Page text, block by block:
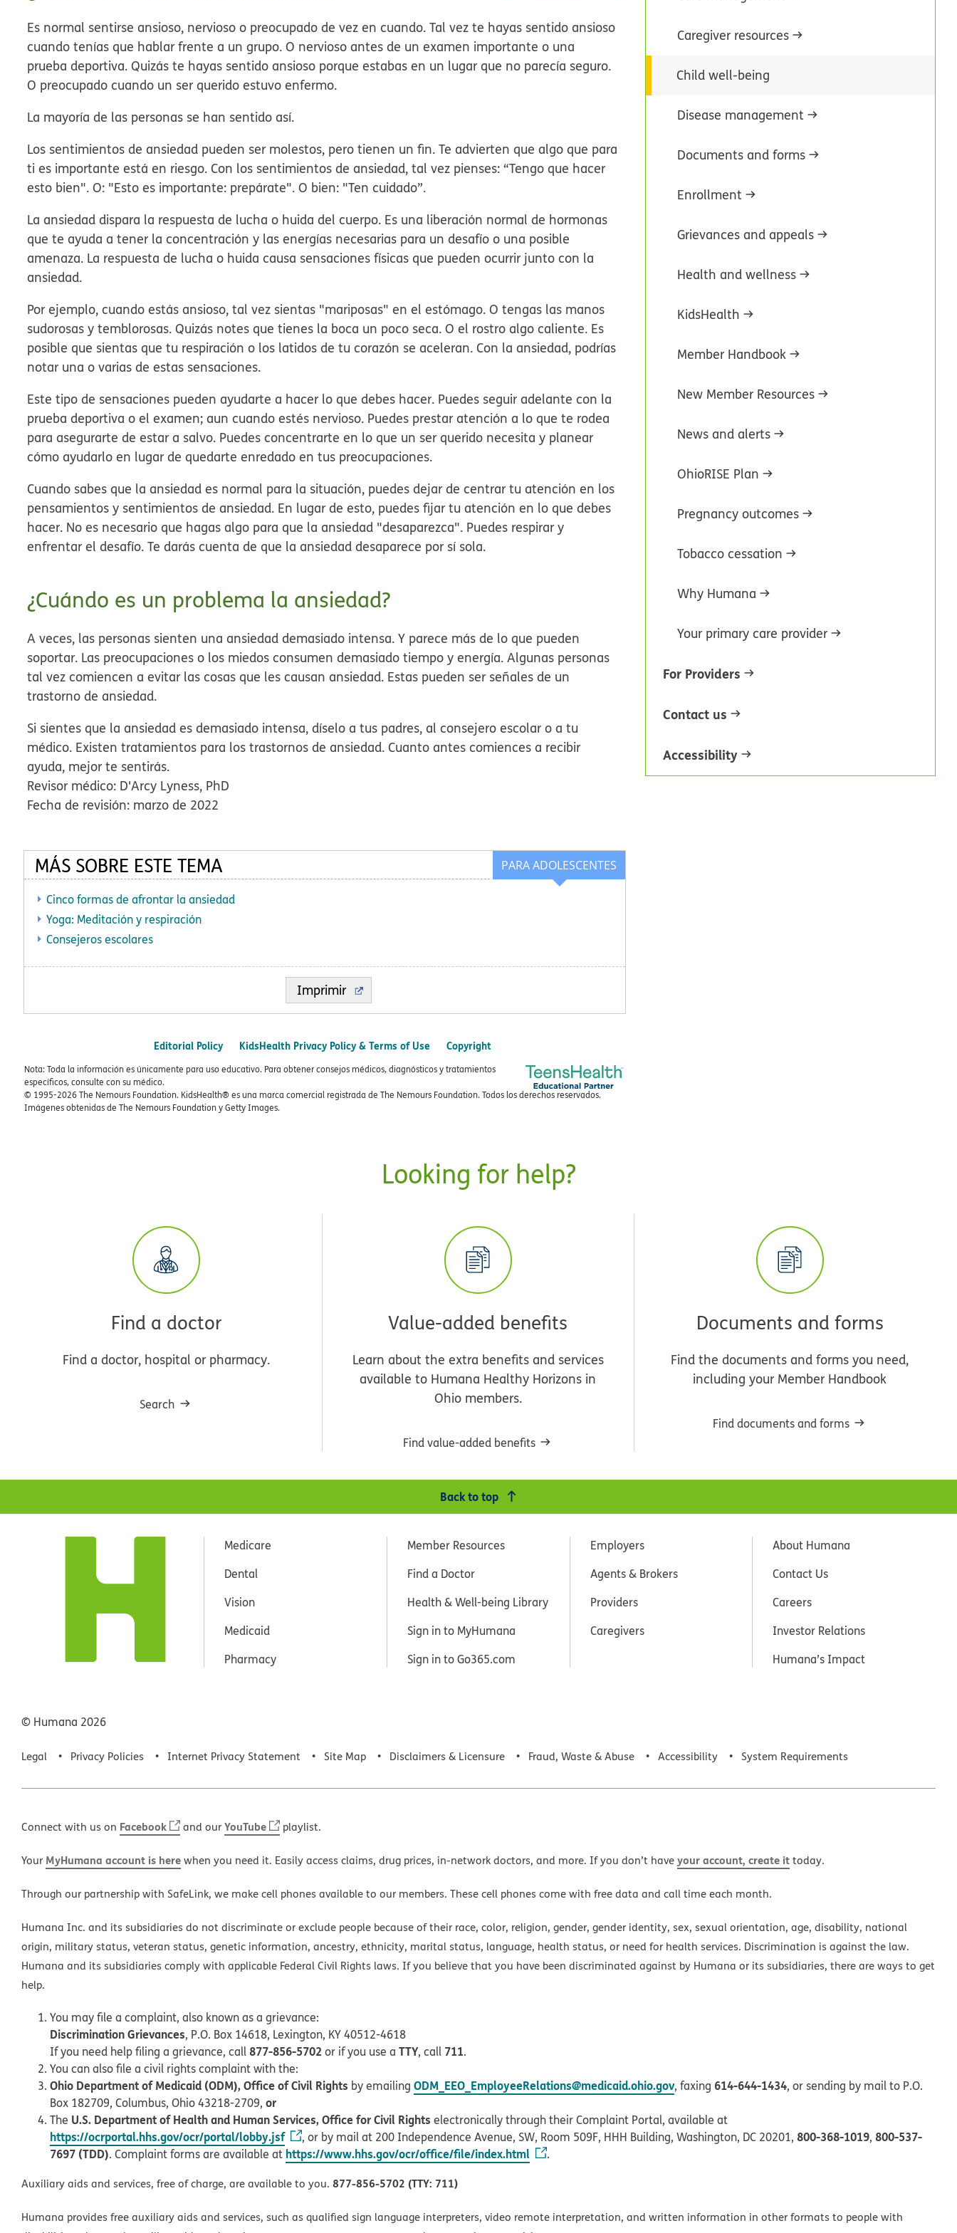
Es normal sentirse ansioso, nervioso o preocupado de vez en cuando. Tal vez te hayas sentido ansioso
cuando tenías que hablar frente a un grupo. O nervioso antes de un examen importante o una
prueba deportiva. Quizás te hayas sentido ansioso porque estabas en un lugar que no parecía seguro.
O preocupado cuando un ser querido estuvo enfermo.
La mayoría de las personas se han sentido así.
Los sentimientos de ansiedad pueden ser molestos, pero tienen un fin. Te advierten que algo que para
ti es importante está en riesgo. Con los sentimientos de ansiedad, tal vez pienses: “Tengo que hacer
esto bien". O: "Esto es importante: prepárate". O bien: "Ten cuidado”.
La ansiedad dispara la respuesta de lucha o huida del cuerpo. Es una liberación normal de hormonas
que te ayuda a tener la concentración y las energías necesarias para un desafío o una posible
amenaza. La respuesta de lucha o huida causa sensaciones físicas que pueden ocurrir junto con la
ansiedad.
Por ejemplo, cuando estás ansioso, tal vez sientas "mariposas" en el estómago. O tengas las manos
sudorosas y temblorosas. Quizás notes que tienes la boca un poco seca. O el rostro algo caliente. Es
posible que sientas que tu respiración o los latidos de tu corazón se aceleran. Con la ansiedad, podrías
notar una o varias de estas sensaciones.
Este tipo de sensaciones pueden ayudarte a hacer lo que debes hacer. Puedes seguir adelante con la
prueba deportiva o el examen; aun cuando estés nervioso. Puedes prestar atención a lo que te rodea
para asegurarte de estar a salvo. Puedes concentrarte en lo que un ser querido necesita y planear
cómo ayudarlo en lugar de quedarte enredado en tus preocupaciones.
Cuando sabes que la ansiedad es normal para la situación, puedes dejar de centrar tu atención en los
pensamientos y sentimientos de ansiedad. En lugar de esto, puedes fijar tu atención en lo que debes
hacer. No es necesario que hagas algo para que la ansiedad "desaparezca". Puedes respirar y
enfrentar el desafío. Te darás cuenta de que la ansiedad desaparece por sí sola.
¿Cuándo es un problema la ansiedad?
A veces, las personas sienten una ansiedad demasiado intensa. Y parece más de lo que pueden
soportar. Las preocupaciones o los miedos consumen demasiado tiempo y energía. Algunas personas
tal vez comiencen a evitar las cosas que les causan ansiedad. Estas pueden ser señales de un
trastorno de ansiedad.
Si sientes que la ansiedad es demasiado intensa, díselo a tus padres, al consejero escolar o a tu
médico. Existen tratamientos para los trastornos de ansiedad. Cuanto antes comiences a recibir
ayuda, mejor te sentirás.
Revisor médico: D'Arcy Lyness, PhD
Fecha de revisión: marzo de 2022
PARA ADOLESCENTES
MÁS SOBRE ESTE TEMA
Cinco formas de afrontar la ansiedad
Yoga: Meditación y respiración
Consejeros escolares
Imprimir
Editorial Policy KidsHealth Privacy Policy & Terms of Use Copyright
Nota: Toda la información es únicamente para uso educativo. Para obtener consejos médicos, diagnósticos y tratamientos
específicos, consulte con su médico.
© 1995-2026 The Nemours Foundation. KidsHealth® es una marca comercial registrada de The Nemours Foundation. Todos los derechos reservados.
Imágenes obtenidas de The Nemours Foundation y Getty Images.
Caregiver resources
Child well-being
Disease management
Documents and forms
Enrollment
Grievances and appeals
Health and wellness
KidsHealth
Member Handbook
New Member Resources
News and alerts
OhioRISE Plan
Pregnancy outcomes
Tobacco cessation
Why Humana
Your primary care provider
For Providers
Contact us
Accessibility
Looking for help?
Find a doctor
Find a doctor, hospital or pharmacy.
Search
Value-added benefits
Learn about the extra benefits and services
available to Humana Healthy Horizons in
Ohio members.
Find value-added benefits
Documents and forms
Find the documents and forms you need,
including your Member Handbook
Find documents and forms
Back to top
Medicare
Dental
Vision
Medicaid
Pharmacy
Member Resources
Find a Doctor
Health & Well-being Library
Sign in to MyHumana
Sign in to Go365.com
Employers
Agents & Brokers
Providers
Caregivers
About Humana
Contact Us
Careers
Investor Relations
Humana’s Impact
© Humana 2026
Legal Privacy Policies Internet Privacy Statement Site Map Disclaimers & Licensure Fraud, Waste & Abuse Accessibility System Requirements
Connect with us on Facebook and ourYouTube playlist.
Your MyHumana account is herewhen you need it. Easily access claims, drug prices, in-network doctors, and more. If you don’t haveyour account, create ittoday.
Through our partnership with SafeLink, we make cell phones available to our members. These cell phones come with free data and call time each month.
Humana Inc. and its subsidiaries do not discriminate or exclude people because of their race, color, religion, gender, gender identity, sex, sexual orientation, age, disability, national
origin, military status, veteran status, genetic information, ancestry, ethnicity, marital status, language, health status, or need for health services. Discrimination is against the law.
Humana and its subsidiaries comply with applicable Federal Civil Rights laws. If you believe that you have been discriminated against by Humana or its subsidiaries, there are ways to get
help.
You may file a complaint, also known as a grievance:
Discrimination Grievances, P.O. Box 14618, Lexington, KY 40512-4618
If you need help filing a grievance, call877-856-5702 or if you use a TTY, call 711.
You can also file a civil rights complaint with the:
Ohio Department of Medicaid (ODM), Office of Civil Rights by emailing ODM_EEO_EmployeeRelations@medicaid.ohio.gov, faxing 614-644-1434, or sending by mail to P.O.
Box 182709, Columbus, Ohio 43218-2709, or
The U.S. Department of Health and Human Services, Office for Civil Rights electronically through their Complaint Portal, available at
https://ocrportal.hhs.gov/ocr/portal/lobby.jsf , or by mail at 200 Independence Avenue, SW, Room 509F, HHH Building, Washington, DC 20201, 800-368-1019, 800-537-
7697 (TDD). Complaint forms are available at https://www.hhs.gov/ocr/office/file/index.html .
Auxiliary aids and services, free of charge, are available to you. 877-856-5702 (TTY: 711)
Humana provides free auxiliary aids and services, such as qualified sign language interpreters, video remote interpretation, and written information in other formats to people with